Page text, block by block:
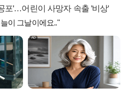
포'…어린이 사망자 속출 '비상'
이 그날이에요.."